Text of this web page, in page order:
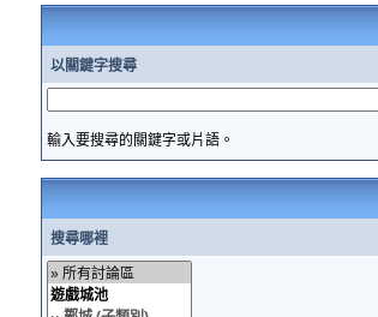
以關鍵字搜尋
輸入要搜尋的關鍵字或片語。
搜尋哪裡